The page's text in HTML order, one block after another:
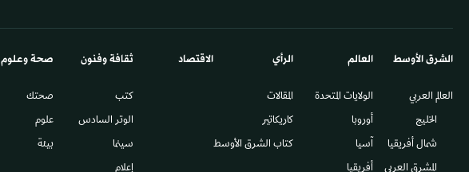
الشرق الأوسط​
العالم العربي
الخليج
شمال أفريقيا
المشرق العربي
العالم
الولايات المتحدة
أوروبا
آسيا
أفريقيا
الرأي
المقالات
كاريكاتير
كتاب الشرق الأوسط
الاقتصاد ثقافة وفنون
كتب
الوتر السادس​
سينما
إعلام
صحة وعلوم
صحتك
علوم
بيئة